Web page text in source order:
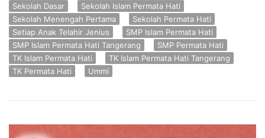
Sekolah Dasar
Sekolah Islam Permata Hati
Sekolah Menengah Pertama
Sekolah Permata Hati
Setiap Anak Telahir Jenius
SMP Islam Permata Hati
SMP Islam Permata Hati Tangerang
SMP Permata Hati
TK Islam Permata Hati
TK Islam Permata Hati Tangerang
TK Permata Hati
Ummi